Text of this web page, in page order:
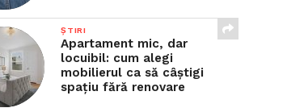
ȘTIRI
Apartament mic, dar
locuibil: cum alegi
mobilierul ca să câștigi
spațiu fără renovare